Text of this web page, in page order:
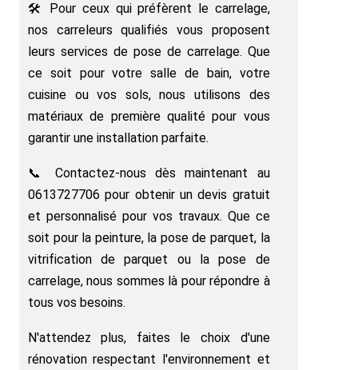
🛠️ Pour ceux qui préfèrent le carrelage,
nos carreleurs qualifiés vous proposent
leurs services de pose de carrelage. Que
ce soit pour votre salle de bain, votre
cuisine ou vos sols, nous utilisons des
matériaux de première qualité pour vous
garantir une installation parfaite.
📞 Contactez-nous dès maintenant au
0613727706 pour obtenir un devis gratuit
et personnalisé pour vos travaux. Que ce
soit pour la peinture, la pose de parquet, la
vitrification de parquet ou la pose de
carrelage, nous sommes là pour répondre à
tous vos besoins.
N'attendez plus, faites le choix d'une
rénovation respectant l'environnement et